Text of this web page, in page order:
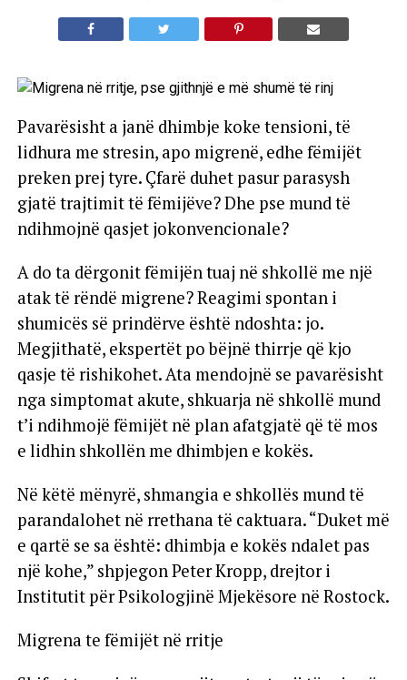
Pavarësisht a janë dhimbje koke tensioni, të
lidhura me stresin, apo migrenë, edhe fëmijët
preken prej tyre. Çfarë duhet pasur parasysh
gjatë trajtimit të fëmijëve? Dhe pse mund të
ndihmojnë qasjet jokonvencionale?
A do ta dërgonit fëmijën tuaj në shkollë me një
atak të rëndë migrene? Reagimi spontan i
shumicës së prindërve është ndoshta: jo.
Megjithatë, ekspertët po bëjnë thirrje që kjo
qasje të rishikohet. Ata mendojnë se pavarësisht
nga simptomat akute, shkuarja në shkollë mund
t’i ndihmojë fëmijët në plan afatgjatë që të mos
e lidhin shkollën me dhimbjen e kokës.
Në këtë mënyrë, shmangia e shkollës mund të
parandalohet në rrethana të caktuara. “Duket më
e qartë se sa është: dhimbja e kokës ndalet pas
një kohe,” shpjegon Peter Kropp, drejtor i
Institutit për Psikologjinë Mjekësore në Rostock.
Migrena te fëmijët në rritje